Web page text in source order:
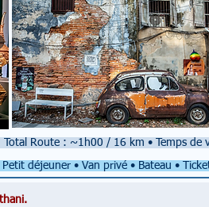
Total Route : ~1h00 / 16 km • Temps de
Petit déjeuner • Van privé • Bateau •